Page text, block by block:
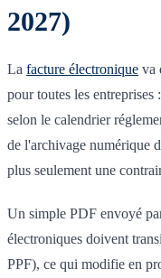
2027)
La facture électronique va
pour toutes les
selon le calendrier
de l'archivage numérique
plus seulement une
Un simple PDF envoyé
électroniques doivent
PPF), ce qui modifie en